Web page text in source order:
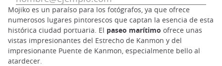
Mojiko es un paraíso para los fotógrafos, ya que ofrece
numerosos lugares pintorescos que captan la esencia de esta
histórica ciudad portuaria. El paseo marítimo ofrece unas
vistas impresionantes del Estrecho de Kanmon y del
impresionante Puente de Kanmon, especialmente bello al
atardecer.